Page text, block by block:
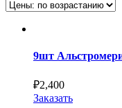
9шт
₽2,400
Заказать